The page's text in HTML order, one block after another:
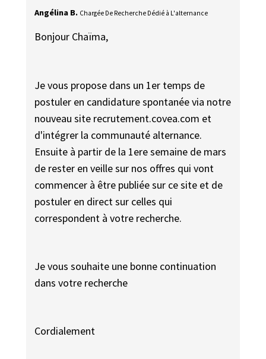
Angélina B. Chargée De Recherche Dédié à L'alternance
Bonjour Chaïma,
Je vous propose dans un 1er temps de
postuler en candidature spontanée via notre
nouveau site recrutement.covea.com et
d'intégrer la communauté alternance.
Ensuite à partir de la 1ere semaine de mars
de rester en veille sur nos offres qui vont
commencer à être publiée sur ce site et de
postuler en direct sur celles qui
correspondent à votre recherche.
Je vous souhaite une bonne continuation
dans votre recherche
Cordialement